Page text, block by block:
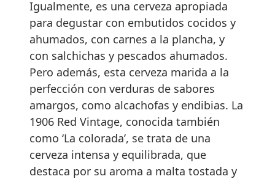
Igualmente, es una cerveza apropiada
para degustar con embutidos cocidos y
ahumados, con carnes a la plancha, y
con salchichas y pescados ahumados.
Pero además, esta cerveza marida a la
perfección con verduras de sabores
amargos, como alcachofas y endibias. La
1906 Red Vintage, conocida también
como ‘La colorada’, se trata de una
cerveza intensa y equilibrada, que
destaca por su aroma a malta tostada y